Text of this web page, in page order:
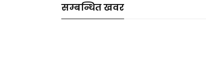
सम्बन्धित खवर